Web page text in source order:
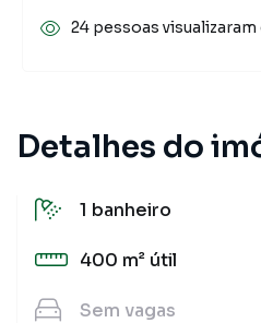
Detalhes do
1 banheiro
400 m² útil
Sem vagas
24 pessoas